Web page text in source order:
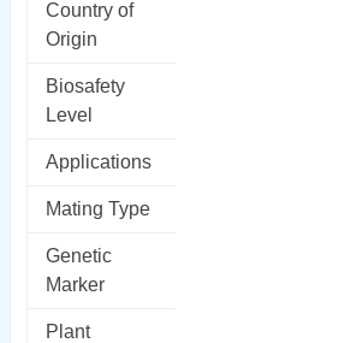
Country of
Origin
Biosafety
Level
Applications
Mating Type
Genetic
Marker
Plant